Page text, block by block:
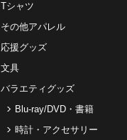
Tシャツ
その他アパレル
応援グッズ
文具
バラエティグッズ
Blu-ray/DVD・書籍
時計・アクセサリー